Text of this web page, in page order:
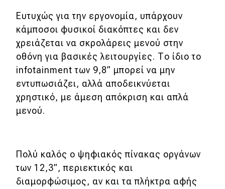
Ευτυχώς για την εργονομία, υπάρχουν
κάμποσοι φυσικοί διακόπτες και δεν
χρειάζεται να σκρολάρεις μενού στην
οθόνη για βασικές λειτουργίες. Το ίδιο το
infotainment των 9,8” μπορεί να μην
εντυπωσιάζει, αλλά αποδεικνύεται
χρηστικό, με άμεση απόκριση και απλά
μενού.
Πολύ καλός ο ψηφιακός πίνακας οργάνων
των 12,3”, περιεκτικός και
διαμορφώσιμος, αν και τα πλήκτρα αφής